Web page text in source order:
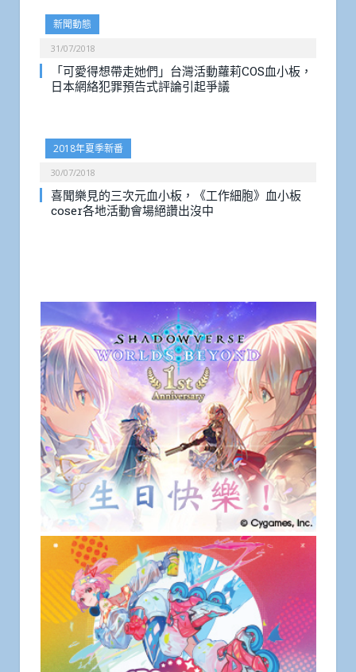
新聞動態
31/07/2018
「可愛得想帶走她們」台灣活動蘿莉COS血小板，
日本網絡犯罪預告式評論引起爭議
2018年夏季新番
30/07/2018
喜聞樂見的三次元血小板，《工作細胞》血小板
coser各地活動會場絕讚出沒中